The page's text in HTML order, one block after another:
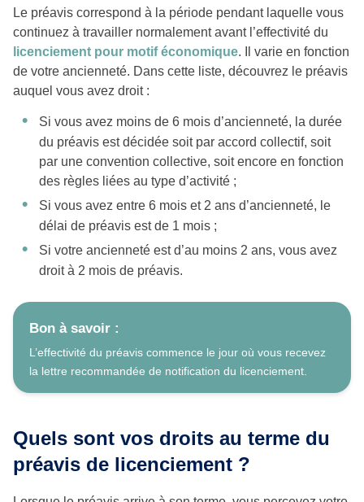
Le préavis correspond à la période pendant laquelle vous
continuez à travailler normalement avant l’effectivité du
licenciement pour motif économique. Il varie en fonction
de votre ancienneté. Dans cette liste, découvrez le préavis
auquel vous avez droit :
Si vous avez moins de 6 mois d’ancienneté, la durée
du préavis est décidée soit par accord collectif, soit
par une convention collective, soit encore en fonction
des règles liées au type d’activité ;
Si vous avez entre 6 mois et 2 ans d’ancienneté, le
délai de préavis est de 1 mois ;
Si votre ancienneté est d’au moins 2 ans, vous avez
droit à 2 mois de préavis.
Bon à savoir :
L’effectivité du préavis commence le jour où vous recevez
la lettre recommandée de notification du licenciement.
Quels sont vos droits au terme du
préavis de licenciement ?